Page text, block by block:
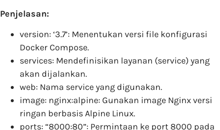
Penjelasan:
version: ‘3.7’: Menentukan versi file konfigurasi
Docker Compose.
services: Mendefinisikan layanan (service) yang
akan dijalankan.
web: Nama service yang digunakan.
image: nginx:alpine: Gunakan image Nginx versi
ringan berbasis Alpine Linux.
ports: “8000:80”: Permintaan ke port 8000 pada